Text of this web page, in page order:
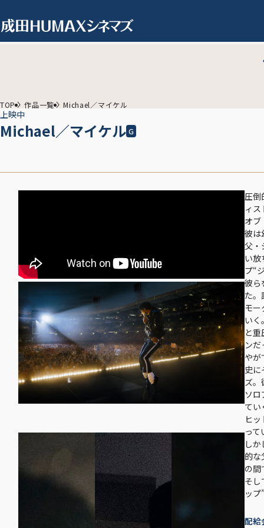
TOP 作品一覧 Michael／マイケル
上映中
Michael／マイケル G
圧倒
ィ
オブ
彼は
父・
い放
プ“
彼ら
た。
モー
いく
と
ンだ
やが
史
ズ。
ソ
てい
ヒ
っ
し
的な
の
そ
ッ
配給